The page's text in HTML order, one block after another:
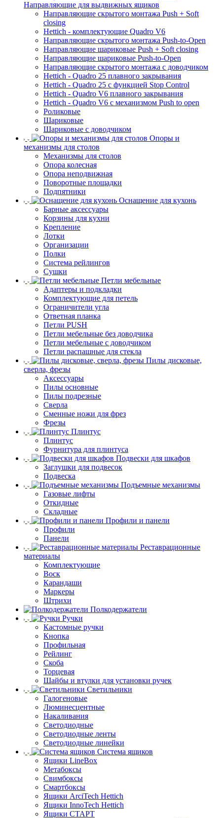
Направляющие для выдвижных ящиков
Направляющие скрытого монтажа Push + Soft
closing
Hettich - комплектующие Quadro V6
Направляющие скрытого монтажа Push-to-Open
Направляющие шариковые Push + Soft closing
Направляющие шариковые Push-to-Open
Направляющие скрытого монтажа с доводчиком
Hettich - Quadro 25 плавного закрывания
Hettich - Quadro 25 с функцией Stop Control
Hettich - Quadro V6 плавного закрывания
Hettich - Quadro V6 с механизмом Push to open
Роликовые
Шариковые
Шариковые с доводчиком
Опоры и
механизмы для столов
Механизмы для столов
Опора колесная
Опора неподвижная
Поворотные площадки
Подпятники
Оснащение для кухонь
Барные аксессуары
Корзины для кухни
Крепление
Лотки
Организации
Полки
Система рейлингов
Сушки
Петли мебельные
Адаптеры и подкладки
Комплектующие для петель
Ограничители угла
Ответная планка
Петли PUSH
Петли мебельные без доводчика
Петли мебельные с доводчиком
Петли распашные для стекла
Пилы дисковые,
сверла, фрезы
Аксессуары
Пилы основные
Пилы подрезные
Сверла
Сменные ножи для фрез
Фрезы
Плинтус
Плинтус
Фурнитура для плинтуса
Подвески для шкафов
Заглушки для подвесок
Подвеска
Подъемные механизмы
Газовые лифты
Откидные
Складные
Профили и панели
Профили
Панели
Реставрационные
материалы
Комплектующие
Воск
Карандаши
Маркеры
Штрихи
Полкодержатели
Ручки
Кастомные ручки
Кнопка
Профильная
Рейлинг
Скоба
Торцевая
Шайбы и втулки для установки ручек
Светильники
Галогеновые
Люминесцентные
Накаливания
Светодиодные
Светодиодные ленты
Светодиодные линейки
Система ящиков
Ящики LineBox
Метабоксы
Свимбоксы
Смартбоксы
Ящики ArciTech Hettich
Ящики InnoTech Hettich
Ящики СТАРТ